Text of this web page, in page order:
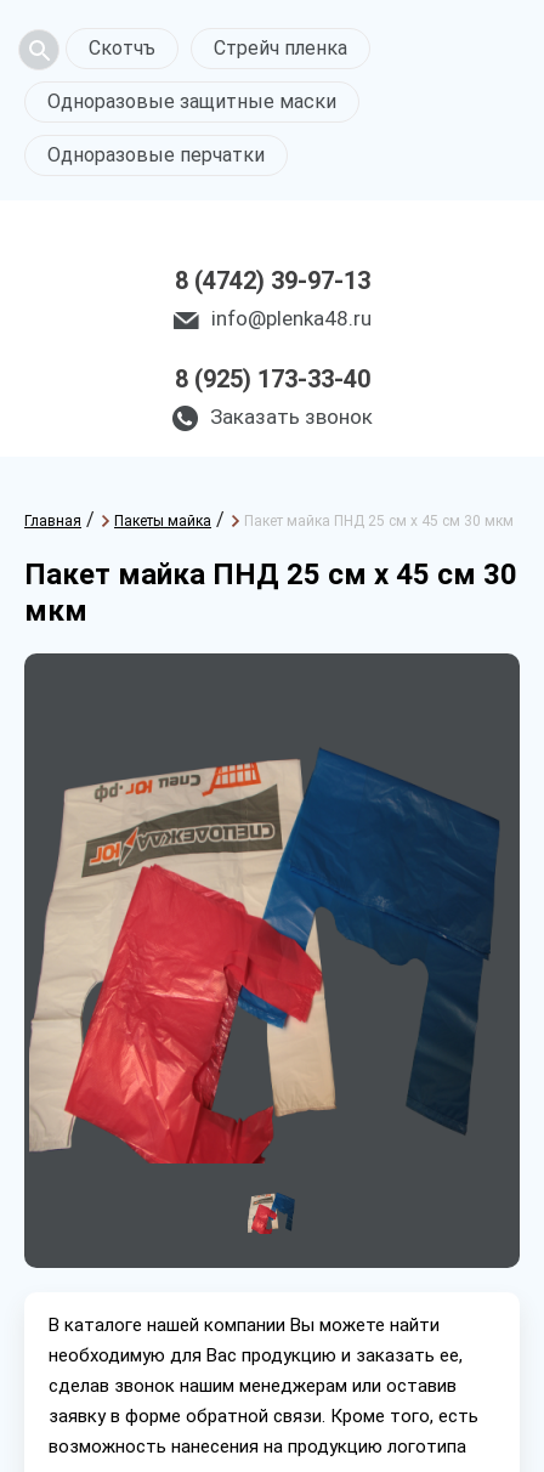
Скотчъ Стрейч пленка
Одноразовые защитные маски
Одноразовые перчатки
8 (4742) 39-97-13
info@plenka48.ru
8 (925) 173-33-40
Заказать звонок
Главная / Пакеты майка / Пакет майка ПНД 25 см х 45 см 30 мкм
Пакет майка ПНД 25 см х 45 см 30
мкм
В каталоге нашей компании Вы можете найти
необходимую для Вас продукцию и заказать ее,
сделав звонок нашим менеджерам или оставив
заявку в форме обратной связи. Кроме того, есть
возможность нанесения на продукцию логотипа